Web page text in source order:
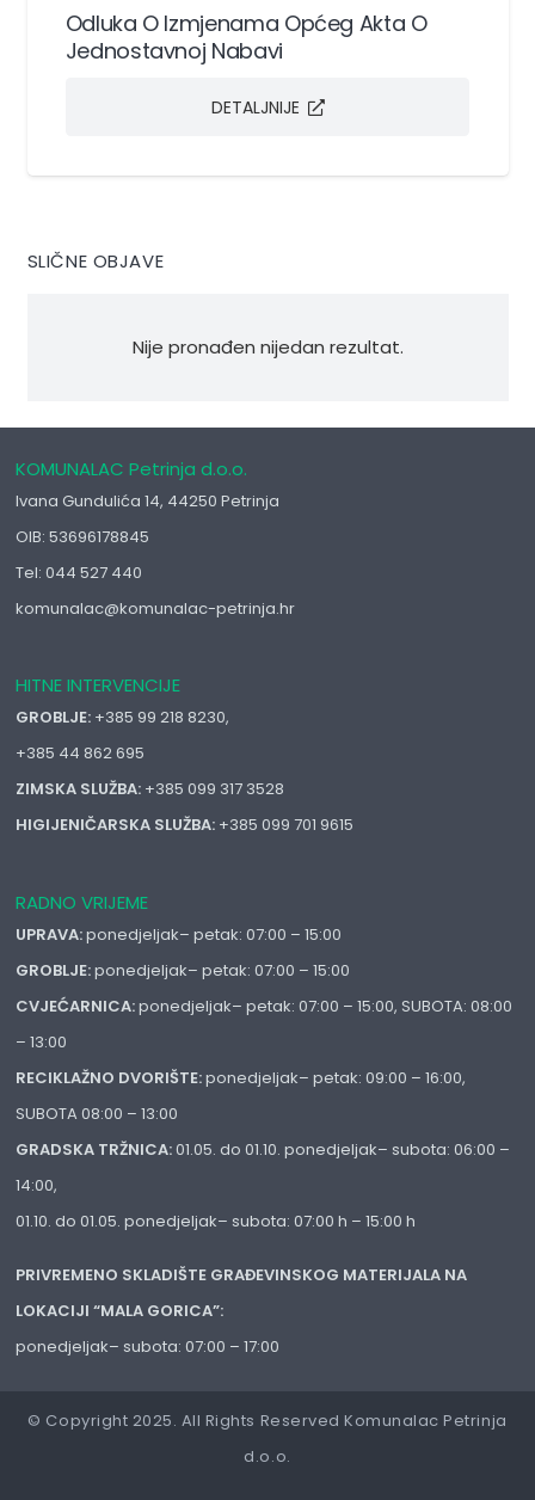
Odluka O Izmjenama Općeg Akta O
Jednostavnoj Nabavi
DETALJNIJE
SLIČNE OBJAVE
Nije pronađen nijedan rezultat.
KOMUNALAC Petrinja d.o.o.
Ivana Gundulića 14, 44250 Petrinja
OIB: 53696178845
Tel: 044 527 440
komunalac@komunalac-petrinja.hr
HITNE INTERVENCIJE
GROBLJE: +385 99 218 8230,
+385 44 862 695
ZIMSKA SLUŽBA: +385 099 317 3528
HIGIJENIČARSKA SLUŽBA: +385 099 701 9615
RADNO VRIJEME
UPRAVA:ponedjeljak– petak: 07:00 – 15:00
GROBLJE:ponedjeljak– petak: 07:00 – 15:00
CVJEĆARNICA:ponedjeljak– petak: 07:00 – 15:00, SUBOTA: 08:00
– 13:00
RECIKLAŽNO DVORIŠTE:ponedjeljak– petak: 09:00 – 16:00,
SUBOTA 08:00 – 13:00
GRADSKA TRŽNICA:01.05. do 01.10. ponedjeljak– subota: 06:00 –
14:00,
01.10. do 01.05. ponedjeljak– subota: 07:00 h – 15:00 h
PRIVREMENO SKLADIŠTE GRAĐEVINSKOG MATERIJALA NA
LOKACIJI “MALA GORICA”:
ponedjeljak– subota: 07:00 – 17:00
© Copyright 2025. All Rights Reserved Komunalac Petrinja
d.o.o.